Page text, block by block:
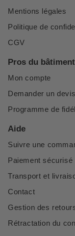
Mentions légales
Politique de
CGV
Pros du bâtiment
Mon compte
Demander un devis
Programme de
Aide
Suivre une
Paiement sécurisé
Transport et
Contact
Gestion des
Rétractation du